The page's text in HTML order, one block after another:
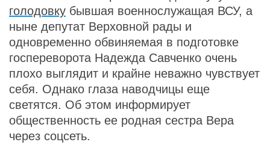
голодовку бывшая военнослужащая ВСУ, а
ныне депутат Верховной рады и
одновременно обвиняемая в подготовке
госпереворота Надежда Савченко очень
плохо выглядит и крайне неважно чувствует
себя. Однако глаза наводчицы еще
светятся. Об этом информирует
общественность ее родная сестра Вера
через соцсеть.